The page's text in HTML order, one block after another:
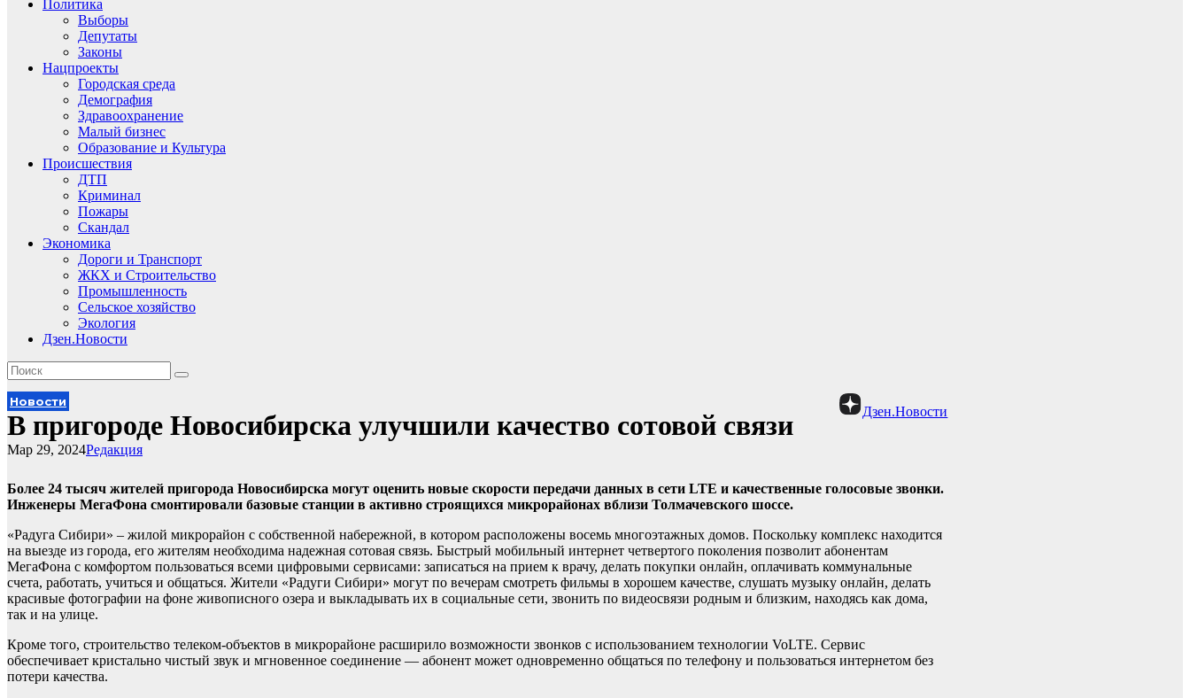
Политика
Выборы
Депутаты
Законы
Нацпроекты
Городская среда
Демография
Здравоохранение
Малый бизнес
Образование и Культура
Происшествия
ДТП
Криминал
Пожары
Скандал
Экономика
Дороги и Транспорт
ЖКХ и Строительство
Промышленность
Сельское хозяйство
Экология
Дзен.Новости
Дзен.Новости
Новости
В пригороде Новосибирска улучшили качество сотовой связи
Редакция
Мар 29, 2024
Более 24 тысяч жителей пригорода Новосибирска могут оценить новые скорости передачи данных в сети LTE и качественные голосовые звонки.
Инженеры МегаФона смонтировали базовые станции в активно строящихся микрорайонах вблизи Толмачевского шоссе.
«Радуга Сибири» – жилой микрорайон с собственной набережной, в котором расположены восемь многоэтажных домов. Поскольку комплекс находится
на выезде из города, его жителям необходима надежная сотовая связь. Быстрый мобильный интернет четвертого поколения позволит абонентам
МегаФона с комфортом пользоваться всеми цифровыми сервисами: записаться на прием к врачу, делать покупки онлайн, оплачивать коммунальные
счета, работать, учиться и общаться. Жители «Радуги Сибири» могут по вечерам смотреть фильмы в хорошем качестве, слушать музыку онлайн, делать
красивые фотографии на фоне живописного озера и выкладывать их в социальные сети, звонить по видеосвязи родным и близким, находясь как дома,
так и на улице.
Кроме того, строительство телеком-объектов в микрорайоне расширило возможности звонков с использованием технологии VoLTE. Сервис
обеспечивает кристально чистый звук и мгновенное соединение — абонент может одновременно общаться по телефону и пользоваться интернетом без
потери качества.